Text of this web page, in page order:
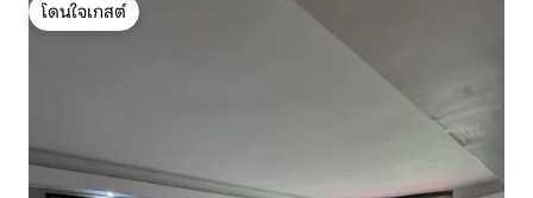
โดนใจเกสต์
โดนใจเกสต์